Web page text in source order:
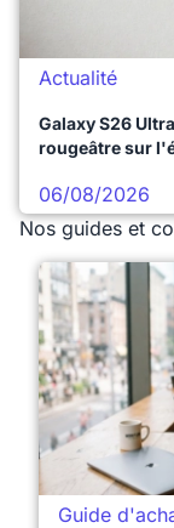
Actualité
Galaxy S26
rougeâtre sur
06/08/2026
Nos guides et
Guide